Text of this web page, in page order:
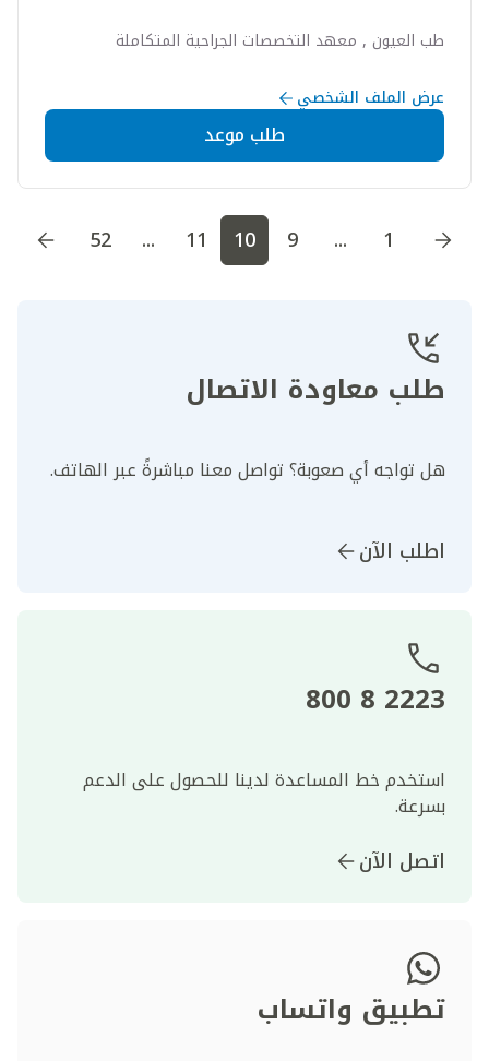
طب العيون , معهد التخصصات الجراحية المتكاملة
عرض الملف الشخصي
طلب موعد
اذهب إلى الصفحة اذهب إلى الصفحة اذهب إلى 1
...
9
10
11
...
52
طلب معاودة الاتصال
هل تواجه أي صعوبة؟ تواصل معنا مباشرةً عبر الهاتف.
اطلب الآن
2223 8 800
استخدم خط المساعدة لدينا للحصول على الدعم
بسرعة.
اتصل الآن
تطبيق واتساب